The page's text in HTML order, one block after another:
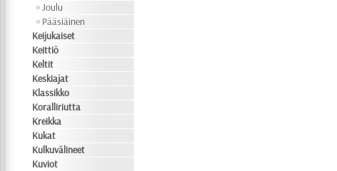
Joulu
Pääsiäinen
Keijukaiset
Keittiö
Keltit
Keskiajat
Klassikko
Koralliriutta
Kreikka
Kukat
Kulkuvälineet
Kuviot